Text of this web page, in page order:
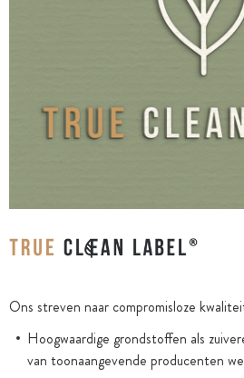
Ons streven naar compromisloze
Hoogwaardige grondstoffen als
van toonaangevende producenten